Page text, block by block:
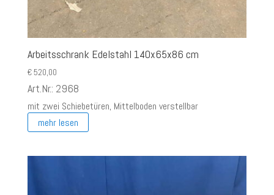
Arbeitsschrank Edelstahl 140x65x86 cm
€520,00
Art.Nr.: 2968
mit zwei Schiebetüren, Mittelboden verstellbar
mehr lesen